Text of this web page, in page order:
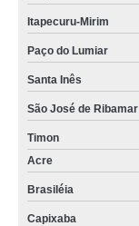
Itapecuru-Mirim
Paço do Lumiar
Santa Inês
São José de Ribamar
Timon
Acre
Brasiléia
Capixaba